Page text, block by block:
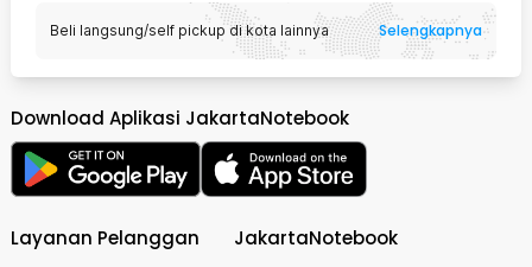
Beli langsung/self pickup di kota lainnya Selengkapnya
Download Aplikasi JakartaNotebook
Layanan Pelanggan JakartaNotebook